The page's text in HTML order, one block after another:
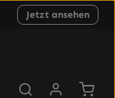
Jetzt ansehen